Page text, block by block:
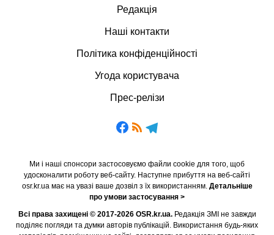
Редакція
Наші контакти
Політика конфіденційності
Угода користувача
Прес-релізи
Ми і наші спонсори застосовуємо файли cookie для того, щоб
удосконалити роботу веб-сайту. Наступне прибуття на веб-сайті
osr.kr.ua має на увазі ваше дозвіл з їх використанням. Детальніше
про умови застосування >
Всі права захищені © 2017-2026 OSR.kr.ua.Редакція ЗМІ не завжди
поділяє погляди та думки авторів публікацій. Використання будь-яких